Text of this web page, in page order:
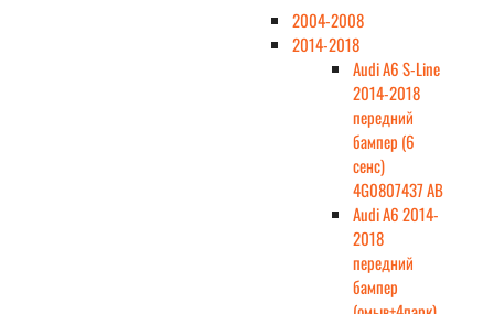
2004-2008
2014-2018
Audi A6 S-Line
2014-2018
передний
бампер (6
сенс)
4G0807437 AB
Audi A6 2014-
2018
передний
бампер